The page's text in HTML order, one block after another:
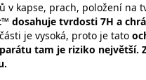
v kapse, prach, položení na
dosahuje tvrdosti 7H a
je vysoká, proto je tato
tam je riziko největší.